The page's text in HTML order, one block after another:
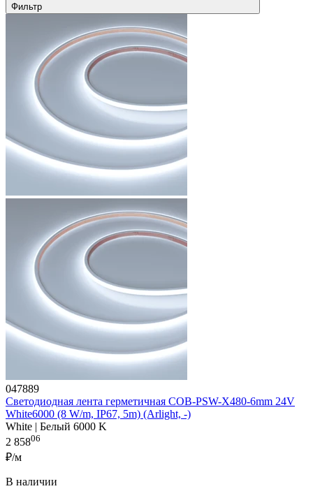
Фильтр
047889
Светодиодная лента герметичная COB-PSW-X480-6mm 24V
White6000 (8 W/m, IP67, 5m) (Arlight, -)
White | Белый 6000 K
2 85806
₽/м
В наличии